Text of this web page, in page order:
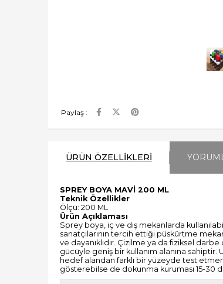
Paylaş :
ÜRÜN ÖZELLIKLERI
SPREY BOYA MAVİ 200 ML
Teknik Özellikler
Ölçü: 200 ML
Ürün Açıklaması
Sprey boya, iç ve dış mekanlarda
sanatçılarının tercih ettiği püskürtme
ve dayanıklıdır. Çizilme ya da fiziksel
gücüyle geniş bir kullanım alanına
hedef alandan farklı bir yüzeyde test
gösterebilse de dokunma kuruması 15-